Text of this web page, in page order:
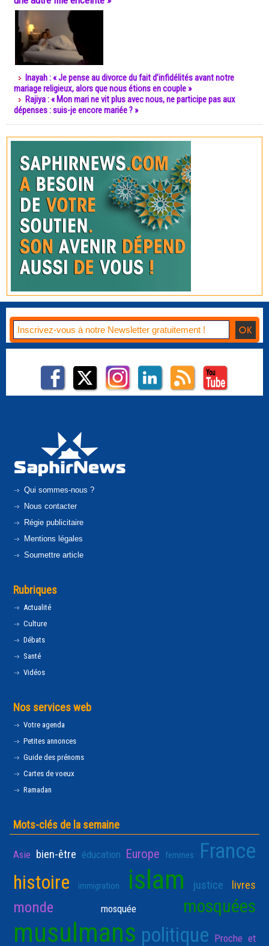
Inayah : « Je pense au divorce du fait d’infidélités avant notre
mariage religieux, alors que nous étions en couple »
Rajiya : « Mon mari ne vit plus avec nous, ne participe pas aux
dépenses : suis-je encore mariée ? »
Qui sommes-nous ?
Nous contacter
Régie publicitaire
Mentions légales
Soumettre article
Rubriques
Actualité
Culture
Débats
Santé
Vidéos
Nos services web
Votre agenda
Petites annonces
Guide des prénoms
Cartes de voeux
Ramadan
Mots-clés de la semaine
Asie bien-être éducation Europe femmes France
histoire immigration islam justice livres
monde mosquée mosquées
musulmans politique Proche et